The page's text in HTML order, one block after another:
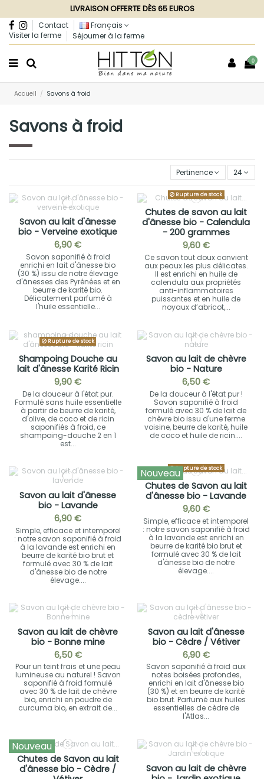
LIVRAISON OFFERTE DÈS 65 EUROS
Contact
Français
Visiter la ferme
Séjourner à la ferme
0
Accueil Savons à froid
Savons à froid
Pertinence 24
Savon au lait d'ânesse
bio - Verveine exotique
6,90 €
Savon saponifié à froid
enrichi en lait d'ânesse bio
(30 %) issu de notre élevage
d'ânesses des Pyrénées et en
beurre de karité bio.
Délicatement parfumé à
l'huile essentielle...
Rupture de stock
Chutes de savon au lait
d'ânesse bio - Calendula
- 200 grammes
9,60 €
Ce savon tout doux convient
aux peaux les plus délicates.
Il est enrichi en huile de
calendula aux propriétés
anti-inflammatoires
puissantes et en huile de
noyaux d’abricot,...
Rupture de stock
Shampoing Douche au
lait d'ânesse Karité Ricin
9,90 €
De la douceur à l'état pur.
Formulé sans huile essentielle
à partir de beurre de karité,
d'olive, de coco et de ricin
saponifiés à froid, ce
shampoing-douche 2 en 1
est...
Savon au lait de chèvre
bio - Nature
6,50 €
De la douceur à l'état pur !
Savon saponifié à froid
formulé avec 30 % de lait de
chèvre bio issu d'une ferme
voisine, beurre de karité, huile
de coco et huile de ricin....
Savon au lait d'ânesse
bio - Lavande
6,90 €
Simple, efficace et intemporel
: notre savon saponifié à froid
à la lavande est enrichi en
beurre de karité bio brut et
formulé avec 30 % de lait
d'ânesse bio de notre
élevage....
NouveauRupture de stock
Chutes de Savon au lait
d'ânesse bio - Lavande
9,60 €
Simple, efficace et intemporel
: notre savon saponifié à froid
à la lavande est enrichi en
beurre de karité bio brut et
formulé avec 30 % de lait
d'ânesse bio de notre
élevage....
Savon au lait de chèvre
bio - Bonne mine
6,50 €
Pour un teint frais et une peau
lumineuse au naturel ! Savon
saponifié à froid formulé
avec 30 % de lait de chèvre
bio, enrichi en poudre de
curcuma bio, en extrait de...
Savon au lait d'ânesse
bio - Cèdre / Vétiver
6,90 €
Savon saponifié à froid aux
notes boisées profondes,
enrichi en lait d'ânesse bio
(30 %) et en beurre de karité
bio brut. Parfumé aux huiles
essentielles de cèdre de
l'Atlas...
Nouveau
Chutes de Savon au lait
d'ânesse bio - Cèdre /
Savon au lait de chèvre